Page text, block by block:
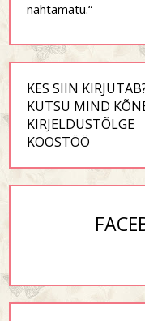
nähtamatu.“
KES SIIN
KUTSU MIND
KIRJELDUSTÕLGE
KOOSTÖÖ